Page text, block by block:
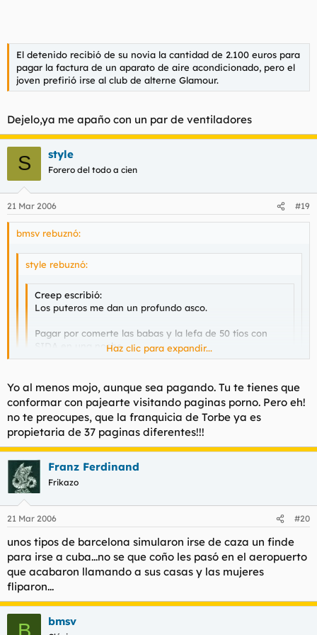
El detenido recibió de su novia la cantidad de 2.100 euros para
pagar la factura de un aparato de aire acondicionado, pero el
joven prefirió irse al club de alterne Glamour.
Dejelo,ya me apaño con un par de ventiladores
S style
Forero del todo a cien
21 Mar 2006 #19
bmsv rebuznó:
style rebuznó:
Creep escribió:
Los puteros me dan un profundo asco.
Pagar por comerte las babas y la lefa de 50 tíos con
SIDA en una noche.
sales vivo ganas una buena pasta.
Papito te quiero mucho mi amol Mientras ves brillar en
el diente de oro un goterón de lefa del cliente anterior.
Haz clic para expandir...
El mensaje oculto que nos quiere decir nuestro amigo
Creep es que con la paga que le da los fines de semana
papaito no le llega para permitirse un Frigodedo.
Atento a esta estrategia:
- Si se ha follado con preservativo
contacto con la lefa no ha habido. -
Haz clic para expandir...
Yo al menos mojo, aunque sea pagando. Tu te tienes que
conformar con pajearte visitando paginas porno. Pero eh!
no te preocupes, que la franquicia de Torbe ya es
propietaria de 37 paginas diferentes!!!
Franz Ferdinand
Frikazo
21 Mar 2006 #20
unos tipos de barcelona simularon irse de caza un finde
para irse a cuba...no se que coño les pasó en el aeropuerto
que acabaron llamando a sus casas y las mujeres
fliparon...
bmsv